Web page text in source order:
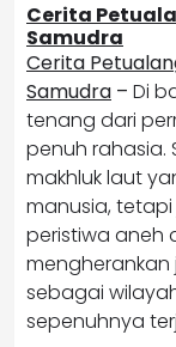
Cerita
Samudra
Cerita
Samudra – Di
tenang dari
penuh rahasia.
makhluk laut
manusia,
peristiwa aneh
mengherankan
sebagai
sepenuhnya